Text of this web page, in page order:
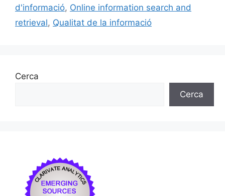
d'informació, Online information search and
retrieval, Qualitat de la informació
Cerca
Cerca